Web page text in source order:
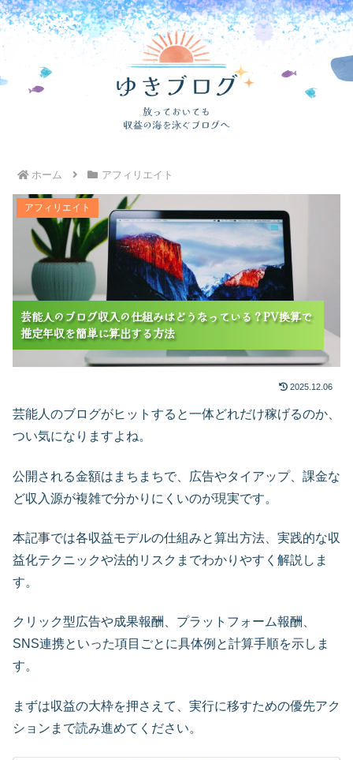
ホーム アフィリエイト
芸能人のブログ収入の仕組みはどうなっている？PV換
算で推定年収を簡単に算出する方法
芸能人のブログ収入の仕組みはどうなっている？PV換算で
推定年収を簡単に算出する方法
芸能人のブログ収入の仕組みはどうなっている？PV換算で
推定年収を簡単に算出する方法
芸能人のブログ収入の仕組みはどうなっている？PV換算で
推定年収を簡単に算出する方法
アフィリエイト
2025.12.06
芸能人のブログがヒットすると一体どれだけ稼げるのか、
つい気になりますよね。
公開される金額はまちまちで、広告やタイアップ、課金な
ど収入源が複雑で分かりにくいのが現実です。
本記事では各収益モデルの仕組みと算出方法、実践的な収
益化テクニックや法的リスクまでわかりやすく解説しま
す。
クリック型広告や成果報酬、プラットフォーム報酬、
SNS連携といった項目ごとに具体例と計算手順を示しま
す。
まずは収益の大枠を押さえて、実行に移すための優先アク
ションまで読み進めてください。